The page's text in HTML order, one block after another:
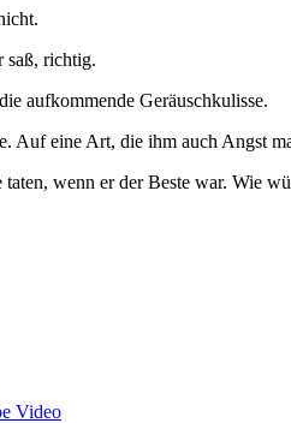
saß, richtig.
aufkommende Geräuschkulisse.
Auf eine Art, die ihm auch Angst
wenn er der Beste war. Wie
Video